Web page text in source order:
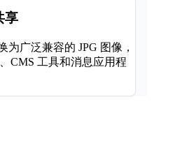
享
为广泛兼容的 JPG 图像，
CMS 工具和消息应用程